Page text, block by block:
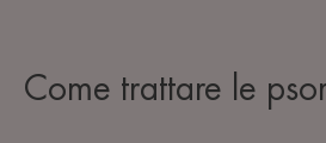
Come trattare le